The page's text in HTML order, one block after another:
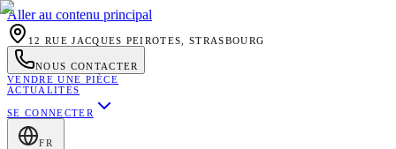
Aller au contenu principal
12 RUE JACQUES PEIROTES, STRASBOURG
NOUS CONTACTER
VENDRE UNE PIÈCE
ACTUALITÉS
SE CONNECTER
FR